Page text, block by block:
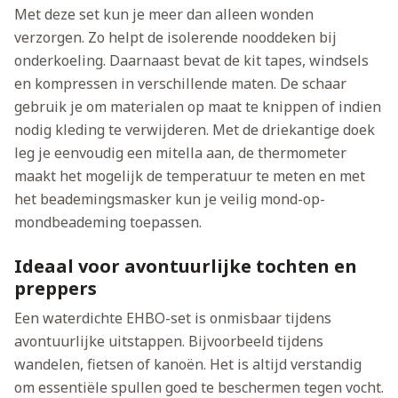
Met deze set kun je meer dan alleen wonden
verzorgen. Zo helpt de isolerende nooddeken bij
onderkoeling. Daarnaast bevat de kit tapes, windsels
en kompressen in verschillende maten. De schaar
gebruik je om materialen op maat te knippen of indien
nodig kleding te verwijderen. Met de driekantige doek
leg je eenvoudig een mitella aan, de thermometer
maakt het mogelijk de temperatuur te meten en met
het beademingsmasker kun je veilig mond-op-
mondbeademing toepassen.
Ideaal voor avontuurlijke tochten en
preppers
Een waterdichte EHBO-set is onmisbaar tijdens
avontuurlijke uitstappen. Bijvoorbeeld tijdens
wandelen, fietsen of kanoën. Het is altijd verstandig
om essentiële spullen goed te beschermen tegen vocht.